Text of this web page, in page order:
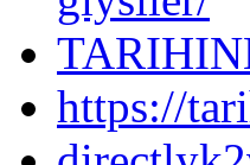
https://